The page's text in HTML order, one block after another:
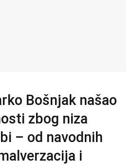
Bošnjak našao
zbog niza
– od navodnih
i